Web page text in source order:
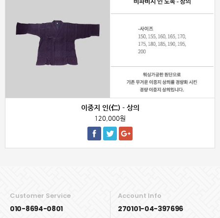
이중지 인(仁) - 상의
120,000원
Customer Service
010-8694-0801
Account Info
270101-04-397696